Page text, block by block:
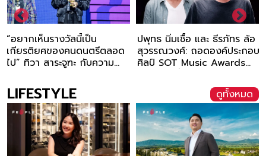
ปพุทธ นิ่มเชื้อ และ ธีรภัทร ล้อ
สุวรรณวงศ์: ถอดองค์ประกอบ
ศิลป์ SOT Music Awards
ประเทศไทยเป็นถ้วยรางวัล
The Young Wolf : ยังหนุ่ม
ยังเถื่อน ยังร็อกแอนด์โรล
วิญญาณของหมาป่าที่ขอไม่
LIFESTYLE ดูทั้งหมด